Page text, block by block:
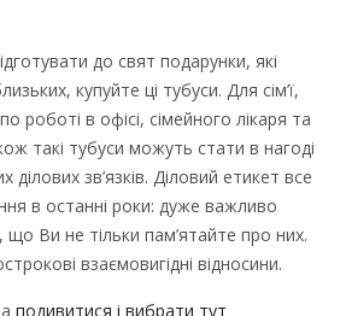
до свят подарунки, які
купуйте ці тубуси. Для сім’ї,
роботі в офісі, сімейного лікаря та
такі тубуси можуть стати в нагоді
ділових зв’язків. Діловий етикет все
в останні роки: дуже важливо
Ви не тільки пам’ятайте про них.
взаємовигідні відносини.
подивитися і вибрати тут